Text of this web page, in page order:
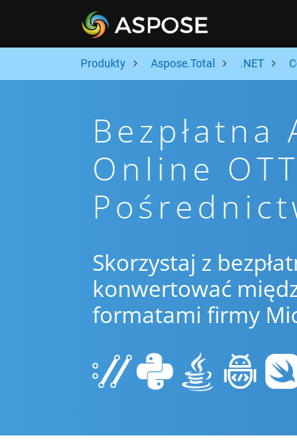
Produkty Aspose.Total .NET
Online
Skorzystaj z
konwertować
formatami firmy